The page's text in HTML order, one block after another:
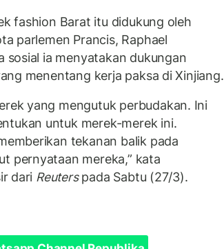
fashion Barat itu didukung oleh
parlemen Prancis, Raphael
sosial ia menyatakan dukungan
menentang kerja paksa di Xinjiang.
yang mengutuk perbudakan. Ini
untuk merek-merek ini.
tekanan balik pada
pernyataan mereka,” kata
dari Reuterspada Sabtu (27/3).